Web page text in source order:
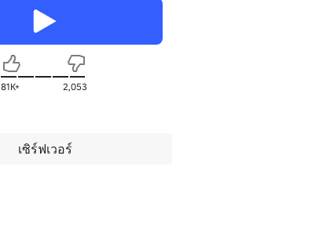
81K+ 2,053
เซิร์ฟเวอร์